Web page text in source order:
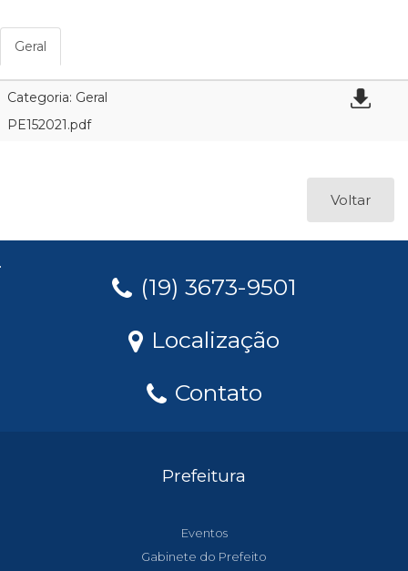
Geral
Categoria: Geral
PE152021.pdf
Voltar
(19) 3673-9501
Localização
Contato
Prefeitura
Eventos
Gabinete do Prefeito